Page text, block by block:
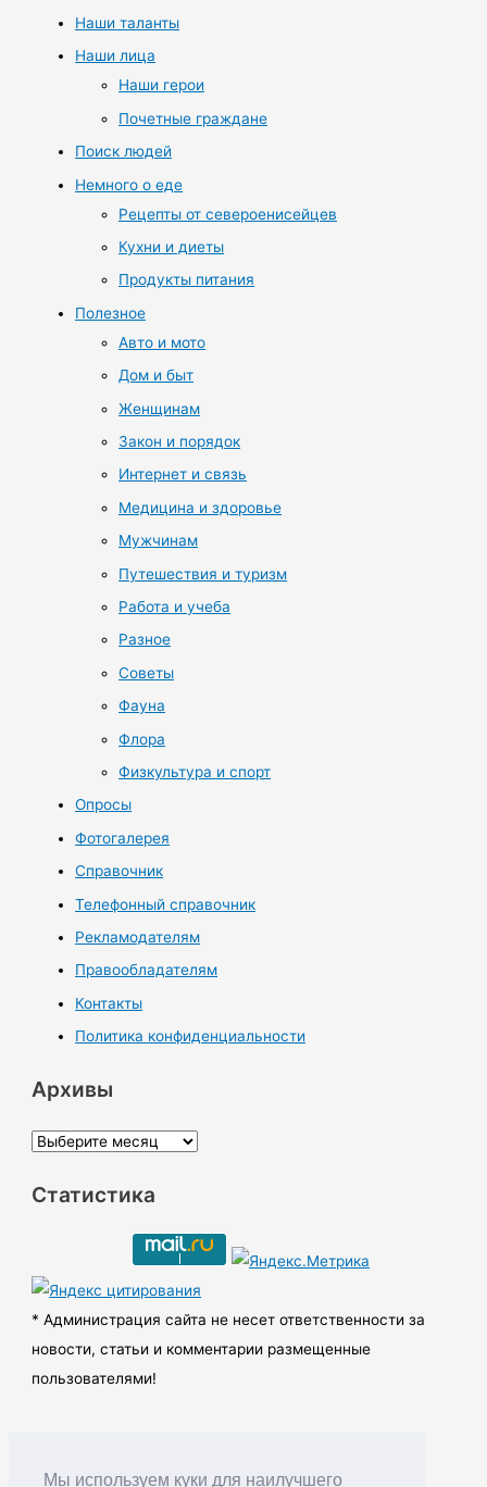
Мы используем куки для наилучшего
Наши таланты
Наши лица
Наши герои
Почетные граждане
Поиск людей
Немного о еде
Рецепты от североенисейцев
Кухни и диеты
Продукты питания
Полезное
Авто и мото
Дом и быт
Женщинам
Закон и порядок
Интернет и связь
Медицина и здоровье
Мужчинам
Путешествия и туризм
Работа и учеба
Разное
Советы
Фауна
Флора
Физкультура и спорт
Опросы
Фотогалерея
Справочник
Телефонный справочник
Рекламодателям
Правообладателям
Контакты
Политика конфиденциальности
Архивы
А
х
ы
Статистика
* Администрация сайта не несет ответственности за
новости, статьи и комментарии размещенные
пользователями!